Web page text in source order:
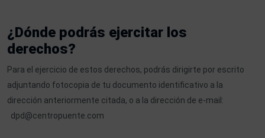
¿Dónde podrás ejercitar los
derechos?
Para el ejercicio de estos derechos, podrás dirigirte por escrito
adjuntando fotocopia de tu documento identificativo a la
dirección anteriormente citada, o a la dirección de e-mail:
dpd@centropuente.com